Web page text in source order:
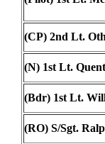
(CP) 2nd Lt.
(N) 1st Lt.
(Bdr) 1st Lt.
(RO) S/Sgt.